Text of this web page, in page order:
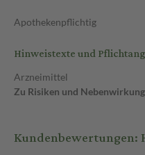
Apothekenpflichtig
Hinweistexte und
Arzneimittel
Zu Risiken und
Kundenbewertungen: